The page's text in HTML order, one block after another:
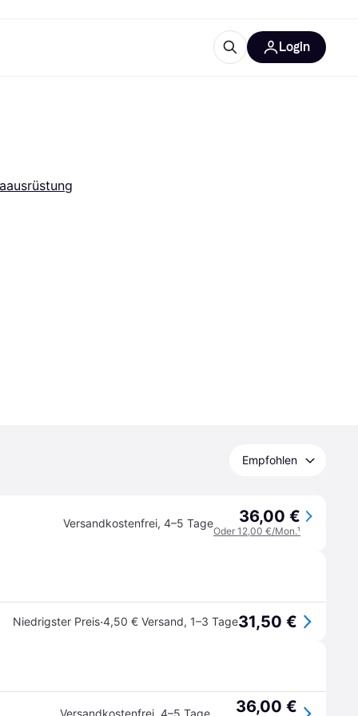
Login
Empfohlen
Versandkostenfrei, 4–5 Tage 36,00 €
Oder 12,00 €/Mon.¹
Niedrigster Preis·4,50 € Versand, 1–3 Tage31,50 €
Versandkostenfrei, 4–5 Tage 36,00 €